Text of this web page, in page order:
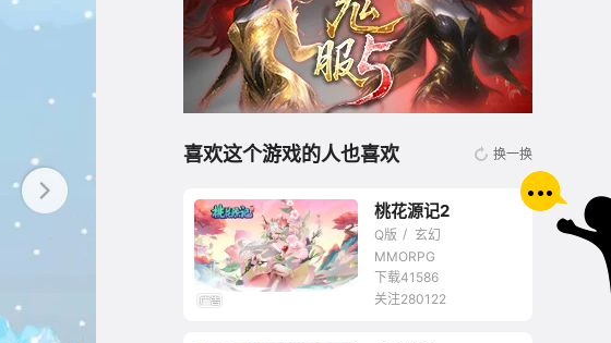
喜欢这个游戏的人也喜欢 换一换
桃花源记2
Q版
玄幻
MMORPG
下载41586
关注280122